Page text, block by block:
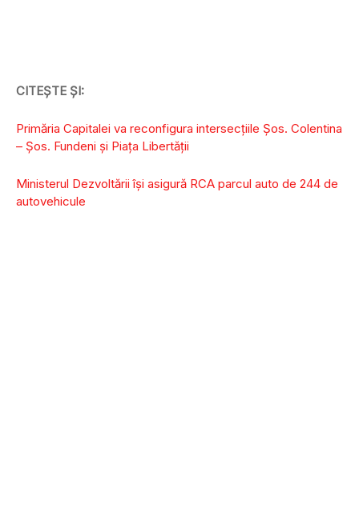
CITEȘTE ȘI:
Primăria Capitalei va reconfigura intersecțiile Șos. Colentina
– Șos. Fundeni și Piața Libertății
Ministerul Dezvoltării își asigură RCA parcul auto de 244 de
autovehicule